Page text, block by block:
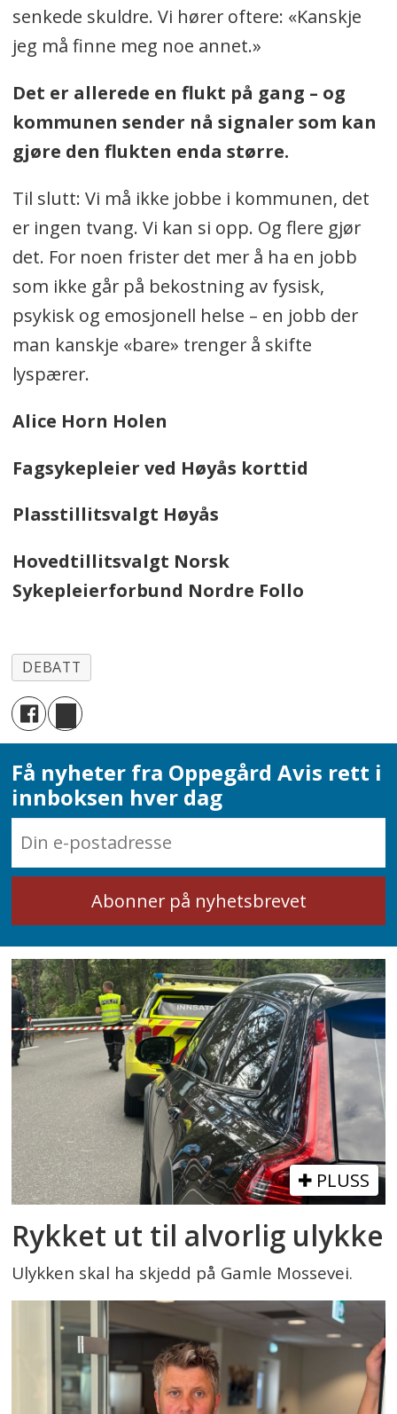
senkede skuldre. Vi hører oftere: «Kanskje
jeg må finne meg noe annet.»
Det er allerede en flukt på gang – og
kommunen sender nå signaler som kan
gjøre den flukten enda større.
Til slutt: Vi må ikke jobbe i kommunen, det
er ingen tvang. Vi kan si opp. Og flere gjør
det. For noen frister det mer å ha en jobb
som ikke går på bekostning av fysisk,
psykisk og emosjonell helse – en jobb der
man kanskje «bare» trenger å skifte
lyspærer.
Alice Horn Holen
Fagsykepleier ved Høyås korttid
Plasstillitsvalgt Høyås
Hovedtillitsvalgt Norsk
Sykepleierforbund Nordre Follo
DEBATT
Få nyheter fra Oppegård Avis rett i
innboksen hver dag
PLUSS
Rykket ut til alvorlig ulykke
Ulykken skal ha skjedd på Gamle Mossevei.